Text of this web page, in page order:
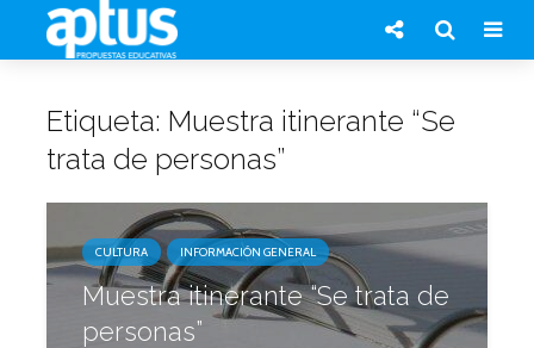
Etiqueta: Muestra itinerante “Se
trata de personas”
CULTURA INFORMACIÓN GENERAL
Muestra itinerante “Se trata de
personas”